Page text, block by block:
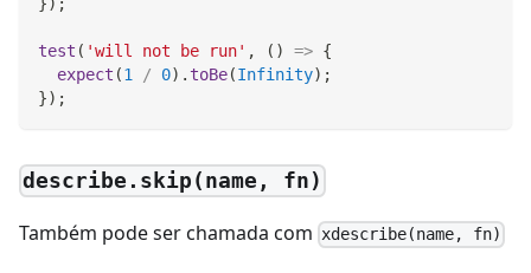
test ( 'will not be run' , ( ) => {
expect (1 / 0) . toBe(Infinity) ;
}) ;
describe.skip(name, fn)
Também pode ser chamada com xdescribe(name, fn)